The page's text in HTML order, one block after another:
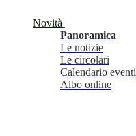
Novità
Panoramica
Le notizie
Le circolari
Calendario eventi
Albo online